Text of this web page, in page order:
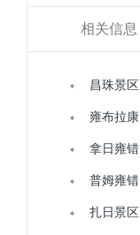
相关信息
昌珠景区
雍布拉康
拿日雍错
普姆雍错
扎日景区